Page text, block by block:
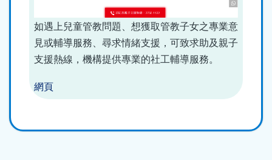
如遇上兒童管教問題、想獲取管教子女之專業意
見或輔導服務、尋求情緒支援，可致求助及親子
支援熱線，機構提供專業的社工輔導服務。
網頁